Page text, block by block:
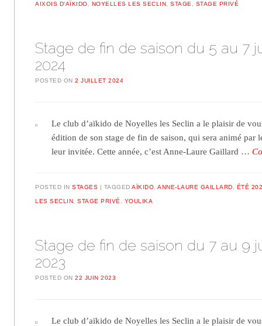
AIXOIS D'AÏKIDO, NOYELLES LES SECLIN,STAGE, STAGE PRIVÉ
Stage de fin de saison du 5 au 7
2024
POSTED ON2 JUILLET 2024
Le club d’aïkido de Noyelles les Seclin a le plaisir de
édition de son stage de fin de saison, qui sera animé par
leur invitée. Cette année, c’est Anne-Laure Gaillard …
POSTED INSTAGES TAGGEDAÏKIDO,ANNE-LAURE GAILLARD, ÉTÉ
LES SECLIN,STAGE PRIVÉ, YOULIKA
Stage de fin de saison du 7 au 9
2023
POSTED ON22 JUIN 2023
Le club d’aïkido de Noyelles les Seclin a le plaisir de